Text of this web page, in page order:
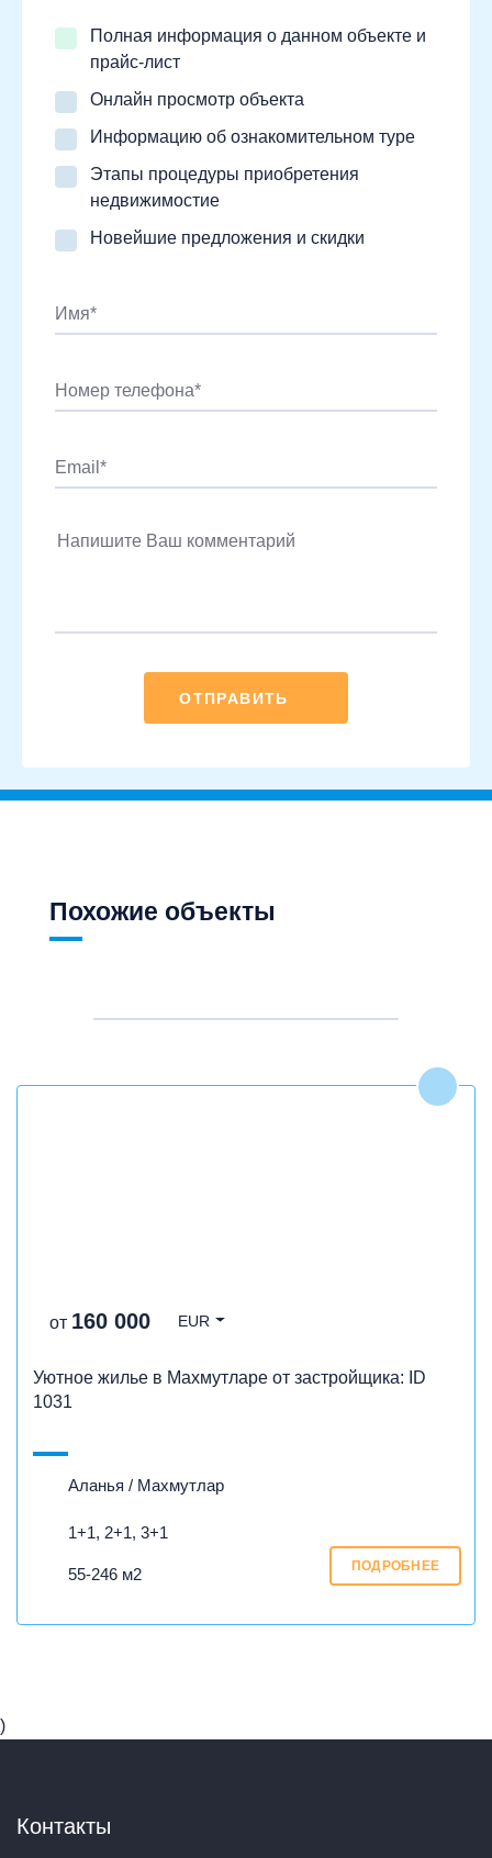
ОТПРАВИТЬ
Полная информация о данном объекте и
прайс-лист
Онлайн просмотр объекта
Информацию об ознакомительном туре
Этапы процедуры приобретения
недвижимостие
Новейшие предложения и скидки
Похожие объекты
от 160 000 EUR
Уютное жилье в Махмутларе от застройщика: ID
1031
Аланья / Махмутлар
1+1, 2+1, 3+1
55-246 м2 ПОДРОБНЕЕ
)
Контакты